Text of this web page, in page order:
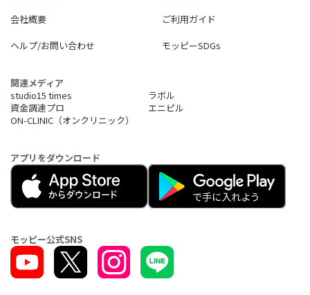
会社概要
ご利用ガイド
ヘルプ/お問い合わせ
モッピーSDGs
関連メディア
studio15 times
ラボル
資金調達プロ
エニピル
ON-CLINIC（オンクリニック）
アプリをダウンロード
モッピー公式SNS